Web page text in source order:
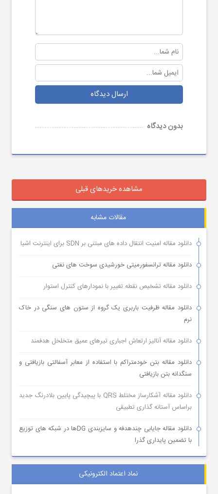
ارسال دیدگاه
بدون دیدگاه
مشاهده خریدهای قبلی
مقالات مشابه
دانلود مقاله امنیت انتقال داده های مبتنی بر SDN برای اینترنت اشیا
دانلود مقاله ترانسفورمیتی خورشیدی سوخت های نفتی
دانلود مقاله تشخیص نقطه تغییر با نمودارهای کنترل استوار
دانلود مقاله ظرفیت باربری یک گروه از ستون های سنگی در خاک
نرم
دانلود مقاله آنالیز ارتعاش اجباری تیرهای عمیق متخلخل هدفمند
دانلود مقاله بتن خودمتراکم با استفاده از معابر آسفالتی بازیافتی و
سنگدانه بتن بازیافتی
دانلود مقاله آشکارساز مختلط QRS با پیچیدگی پایین بلادرنگ جدید
براساس آستانه گذاری تطبیقی
دانلود مقاله جایابی چندهدفه و سایزبندی DGها در شبکه های توزیع
با تضمین پایداری گذرا
نماد اعتماد الکترونیکی